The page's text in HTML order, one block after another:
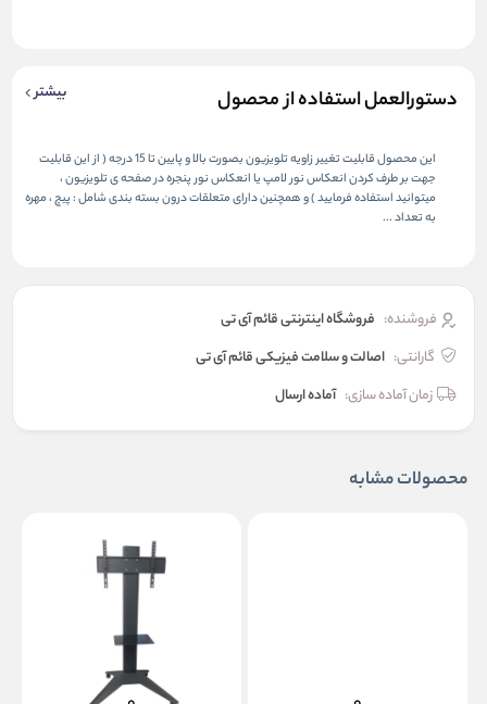
دستورالعمل استفاده از محصول بیشتر
این محصول قابلیت تغییر زاویه تلویزیون بصورت بالا و پایین تا 15 درجه ( از این قابلیت
جهت بر طرف کردن انعکاس نور لامپ یا انعکاس نور پنجره در صفحه ی تلویزیون ،
میتوانید استفاده فرمایید ) و همچنین دارای متعلقات درون بسته بندی شامل : پیچ ، مهره
به تعداد ...
فروشنده: فروشگاه اینترنتی قائم آی تی
گارانتی: اصالت و سلامت فیزیکی قائم آی تی
زمان آماده سازی: آماده ارسال
محصولات مشابه